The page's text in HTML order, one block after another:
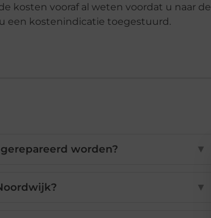
kosten vooraf al weten voordat u naar de
een kostenindicatie toegestuurd.
worden? ▼
▼